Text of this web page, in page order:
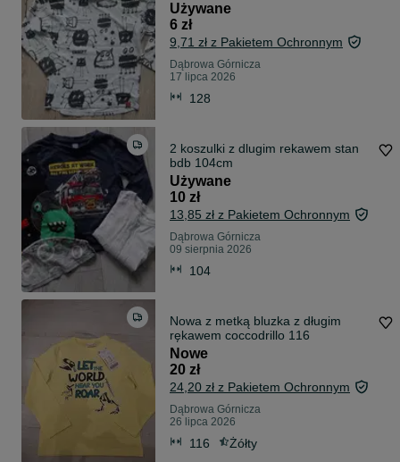
Używane
6 zł
9,71 zł z Pakietem Ochronnym
Dąbrowa Górnicza
17 lipca 2026
128
2 koszulki z dlugim rekawem stan
bdb 104cm
Używane
10 zł
13,85 zł z Pakietem Ochronnym
Dąbrowa Górnicza
09 sierpnia 2026
104
Nowa z metką bluzka z długim
rękawem coccodrillo 116
Nowe
20 zł
24,20 zł z Pakietem Ochronnym
Dąbrowa Górnicza
26 lipca 2026
116 Żółty